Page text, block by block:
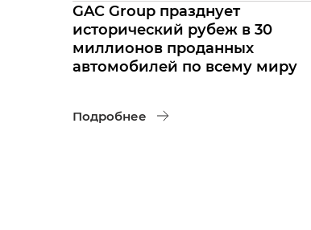
GAC Group празднует
исторический рубеж в 30
миллионов проданных
автомобилей по всему миру
Подробнее